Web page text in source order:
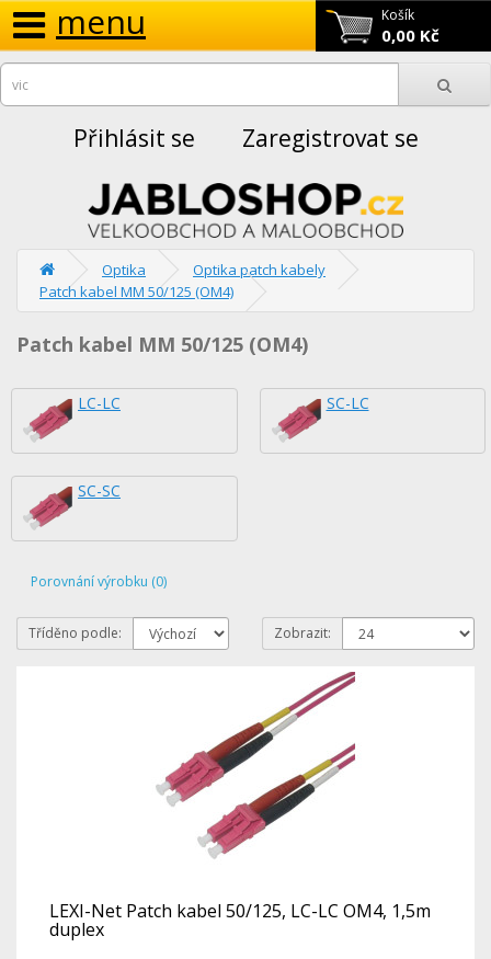
Košík
0,00 Kč
menu
Přihlásit se Zaregistrovat se
Optika
Optika patch kabely
Patch kabel MM 50/125 (OM4)
Patch kabel MM 50/125 (OM4)
LC-LC SC-LC
SC-SC
Porovnání výrobku (0)
Tříděno podle: Zobrazit:
LEXI-Net Patch kabel 50/125, LC-LC OM4, 1,5m
duplex